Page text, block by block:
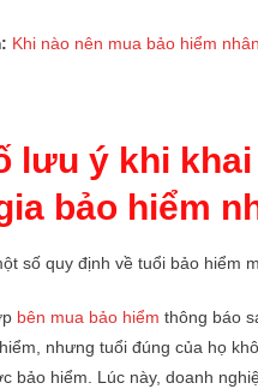
Khi nào nên mua bảo hiểm
lưu ý khi
bảo hiểm
số quy định về tuổi bảo hiểm
bên mua bảo hiểm thông báo
nhưng tuổi đúng của họ
bảo hiểm. Lúc này, doanh